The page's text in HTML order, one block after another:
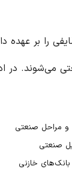
را بر عهده
می‌شوند. در
صنعتی
خازنی